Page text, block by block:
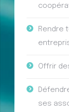
Rendre
Offrir
ses